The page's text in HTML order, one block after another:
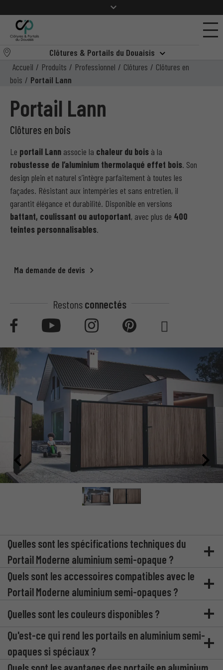
Clôtures & Portails du Douaisis
Accueil / Produits / Professionnel / Clôtures / Clôtures en
bois / Portail Lann
Portail Lann
Clôtures en bois
Le portail Lann associe la chaleur du bois à la
robustesse de l’aluminium thermolaqué effet bois. Son
design plein et naturel s’intègre parfaitement à toutes les
façades. Résistant aux intempéries et sans entretien, il
garantit élégance et durabilité. Disponible en versions
battant, coulissant ou autoportant, avec plus de 400
teintes personnalisables.
Ma demande de devis
Restonsconnectés
Quelles sont les spécifications techniques du
Portail Moderne aluminium semi-opaque ?
Quels sont les accessoires compatibles avec le
Portail Moderne aluminium semi-opaques ?
Quelles sont les couleurs disponibles ?
Qu'est-ce qui rend les portails en aluminium semi-
opaques si spéciaux ?